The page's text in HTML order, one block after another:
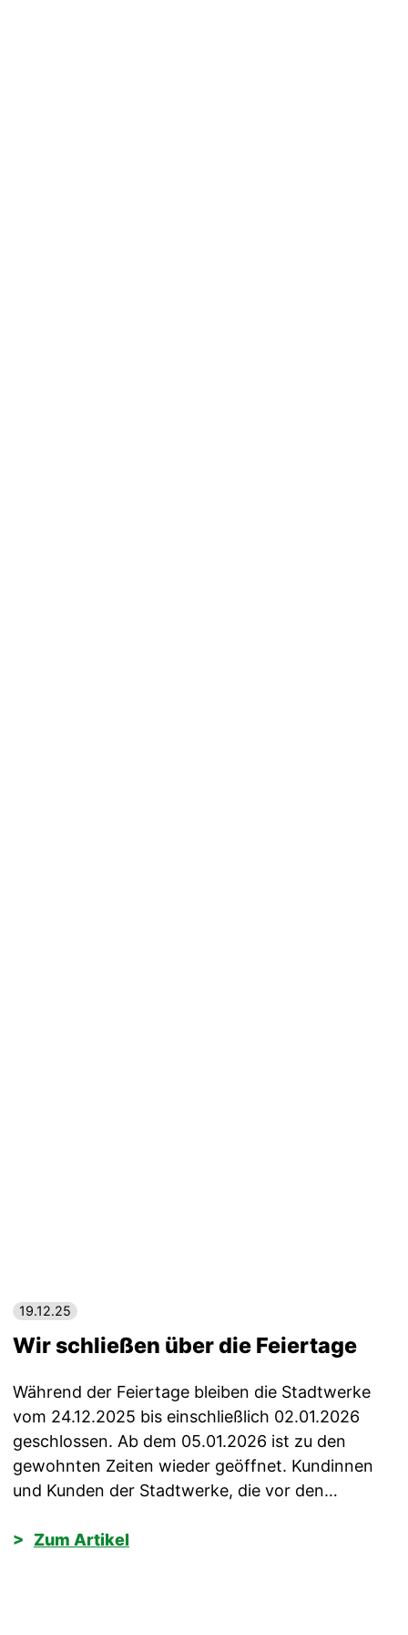
19.12.25
Wir schließen über die Feiertage
Während der Feiertage bleiben die Stadtwerke
vom 24.12.2025 bis einschließlich 02.01.2026
geschlossen. Ab dem 05.01.2026 ist zu den
gewohnten Zeiten wieder geöffnet. Kundinnen
und Kunden der Stadtwerke, die vor den…
Zum Artikel